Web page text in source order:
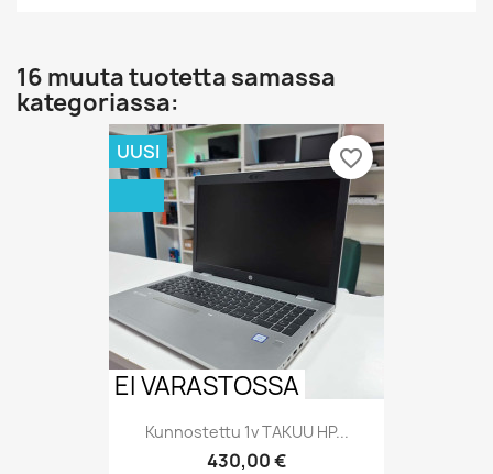
16 muuta tuotetta samassa
kategoriassa:
EI VARASTOSSA
Kunnostettu 1v TAKUU HP...
Hinta
430,00 €
UUSI favorite_border